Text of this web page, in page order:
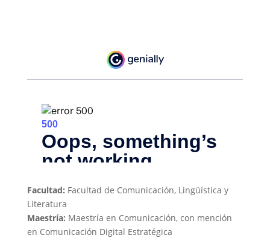
Facultad: Facultad de Comunicación, Lingüística y
Literatura
Maestría: Maestría en Comunicación, con mención
en Comunicación Digital Estratégica